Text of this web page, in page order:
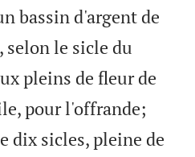
bassin d'argent de
le sicle du
pleins de fleur de
pour l'offrande;
dix sicles, pleine de